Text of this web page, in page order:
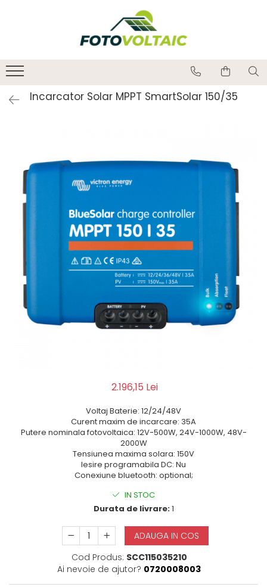
Incarcator Solar MPPT SmartSolar 150/35
2.196,15 Lei
Voltaj Baterie: 12/24/48V
Curent maxim de incarcare: 35A
Putere nominala fotovoltaica: 12V-500W, 24V-1000W, 48V-
2000W
Tensiunea maxima solara: 150V
Iesire programabila DC: Nu
Conexiune bluetooth: optional;
IN STOC
Durata de livrare:1
ADAUGA IN COS
Cod Produs: SCC115035210
Ai nevoie de ajutor? 0720008003